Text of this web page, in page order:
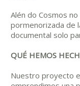
Alén do Cosmos
pormenorizada de
documental solo
QUÉ HEMOS
Nuestro proyecto